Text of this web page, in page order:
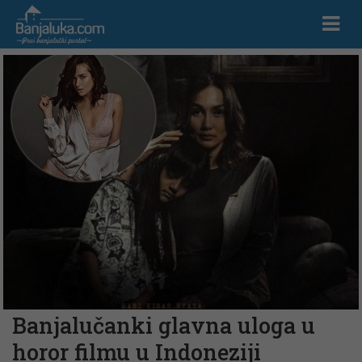
Banjalučanki glavna uloga u
horor filmu u Indoneziji